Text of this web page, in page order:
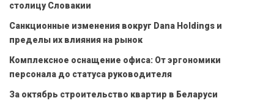
столицу Словакии
Санкционные изменения вокруг Dana Holdings и
пределы их влияния на рынок
Комплексное оснащение офиса: От эргономики
персонала до статуса руководителя
За октябрь строительство квартир в Беларуси